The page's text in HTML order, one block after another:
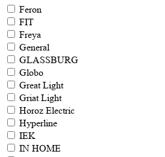
Feron
FIT
Freya
General
GLASSBURG
Globo
Great Light
Griat Light
Horoz Electric
Hyperline
IEK
IN HOME